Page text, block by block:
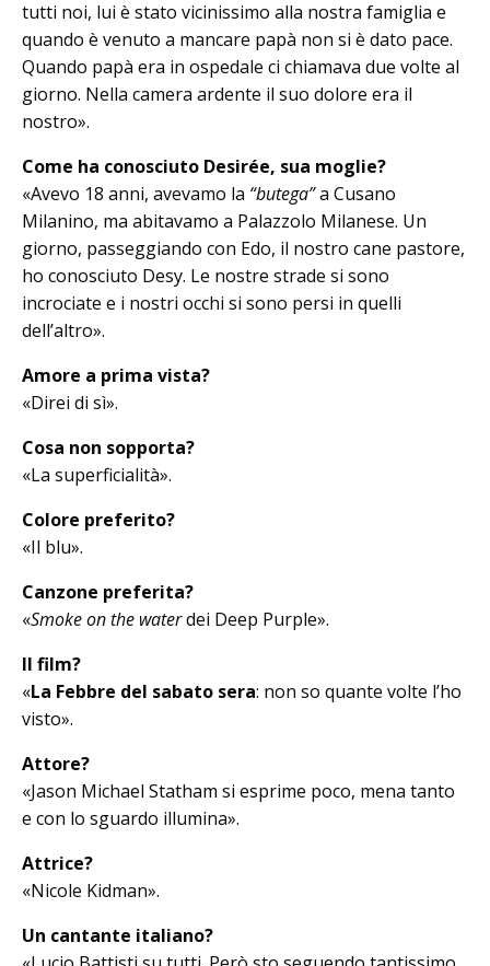
tutti noi, lui è stato vicinissimo alla nostra famiglia e
quando è venuto a mancare papà non si è dato pace.
Quando papà era in ospedale ci chiamava due volte al
giorno. Nella camera ardente il suo dolore era il
nostro».
Come ha conosciuto Desirée, sua moglie?
«Avevo 18 anni, avevamo la “butega”a Cu­sano
Milanino, ma abitavamo a Pa­lazzolo Milanese. Un
giorno, passeggiando con Edo, il nostro cane pastore,
ho conosciuto Desy. Le nostre strade si sono
incrociate e i nostri occhi si sono persi in quelli
dell’altro».
Amore a prima vista?
«Direi di sì».
Cosa non sopporta?
«La superficialità».
Colore preferito?
«Il blu».
Canzone preferita?
«Smoke on the waterdei Deep Purple».
Il film?
«La Febbre del sabato sera: non so quante volte l’ho
visto».
Attore?
«Jason Michael Statham si esprime po­co, mena tanto
e con lo sguardo illumina».
Attrice?
«Nicole Kidman».
Un cantante italiano?